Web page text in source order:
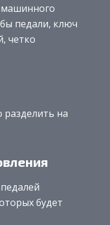
педали, ключ
четко
на
будет